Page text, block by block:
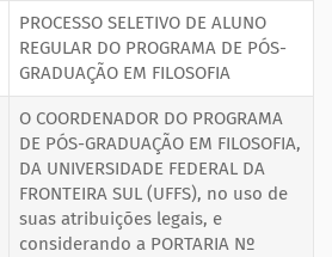
PROCESSO SELETIVO DE ALUNO
REGULAR DO PROGRAMA DE PÓS-
GRADUAÇÃO EM FILOSOFIA
O COORDENADOR DO PROGRAMA
DE PÓS-GRADUAÇÃO EM FILOSOFIA,
DA UNIVERSIDADE FEDERAL DA
FRONTEIRA SUL (UFFS), no uso de
suas atribuições legais, e
considerando a PORTARIA Nº